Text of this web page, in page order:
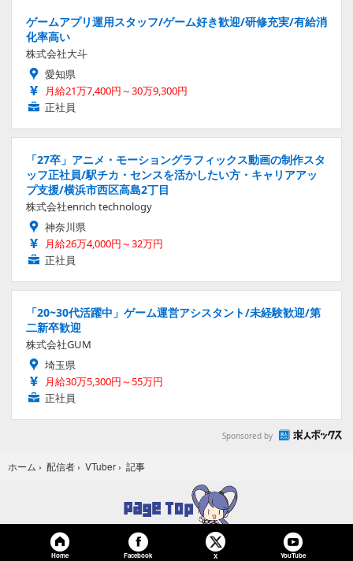
ゲームアプリ運用スタッフ/ゲーム好き歓迎/研修充実/有給消
化率高い
株式会社大斗
愛知県
月給21万7,400円～30万9,300円
正社員
「27卒」アニメ・モーショングラフィックス動画の制作スタ
ッフ正社員/駅チカ・センスを活かしたい方・キャリアアッ
プ支援/横浜市西区高島2丁目
株式会社enrich technology
神奈川県
月給26万4,000円～32万円
正社員
「20~30代活躍中」ゲーム運営アシスタント/未経験歓迎/第
二新卒歓迎
株式会社GUM
埼玉県
月給30万5,300円～55万円
正社員
Sponsored by
ホーム › 配信者 › VTuber › 記事
Home Facebook X YouTube